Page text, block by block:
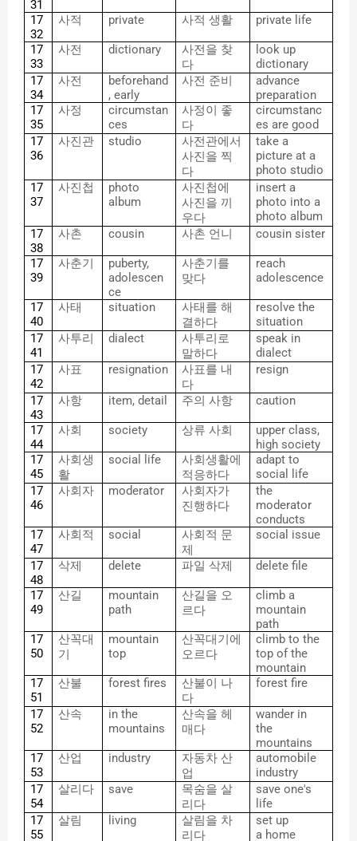
31
17
32
사적 private 사적 생활 private life
17
33
사전 dictionary 사전을 찾
다
look up
dictionary
17
34
사전
beforehand
, early
사전 준비
advance
preparation
17
35
사정
circumstan
ces
사정이 좋
다
circumstanc
es are good
17
36
사진관 studio
사전관에서
사진을 찍
다
take a
picture at a
photo studio
17
37
사진첩
photo
album
사진첩에
사진을 끼
우다
insert a
photo into a
photo album
17
38
사촌 cousin 사촌 언니 cousin sister
17
39
사춘기
puberty,
adolescen
ce
사춘기를
맞다
reach
adolescence
17
40
사태 situation 사태를 해
결하다
resolve the
situation
17
41
사투리 dialect
사투리로
말하다
speak in
dialect
17
42
사표 resignation 사표를 내
다
resign
17
43
사항 item, detail 주의 사항 caution
17
44
사회 society 상류 사회
upper class,
high society
17
45
사회생
활
social life
사회생활에
적응하다
adapt to
social life
17
46
사회자 moderator
사회자가
진행하다
the
moderator
conducts
17
47
사회적 social 사회적 문
제
social issue
17
48
삭제 delete 파일 삭제 delete file
17
49
산길
mountain
path
산길을 오
르다
climb a
mountain
path
17
50
산꼭대
기
mountain
top
산꼭대기에
오르다
climb to the
top of the
mountain
17
51
산불 forest fires 산불이 나
다
forest fire
17
52
산속
in the
mountains
산속을 헤
매다
wander in
the
mountains
17
53
산업 industry 자동차 산
업
automobile
industry
17
54
살리다 save 목숨을 살
리다
save one's
life
17
55
살림 living 살림을 차
리다
set up
a home